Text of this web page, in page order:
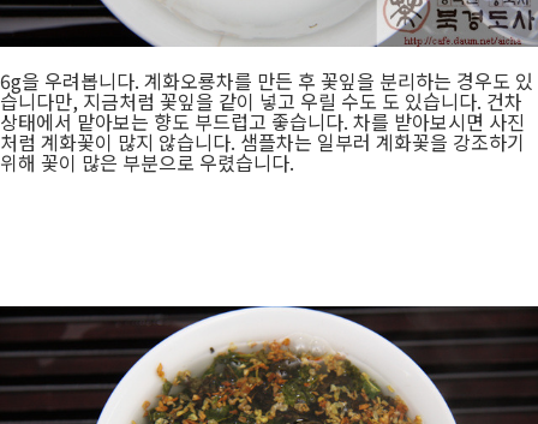
6g을 우려봅니다. 계화오룡차를 만든 후 꽃잎을 분리하는 경우도 있
습니다만, 지금처럼 꽃잎을 같이 넣고 우릴 수도 도 있습니다. 건차
상태에서 맡아보는 향도 부드럽고 좋습니다. 차를 받아보시면 사진
처럼 계화꽃이 많지 않습니다. 샘플차는 일부러 계화꽃을 강조하기
위해 꽃이 많은 부분으로 우렸습니다.